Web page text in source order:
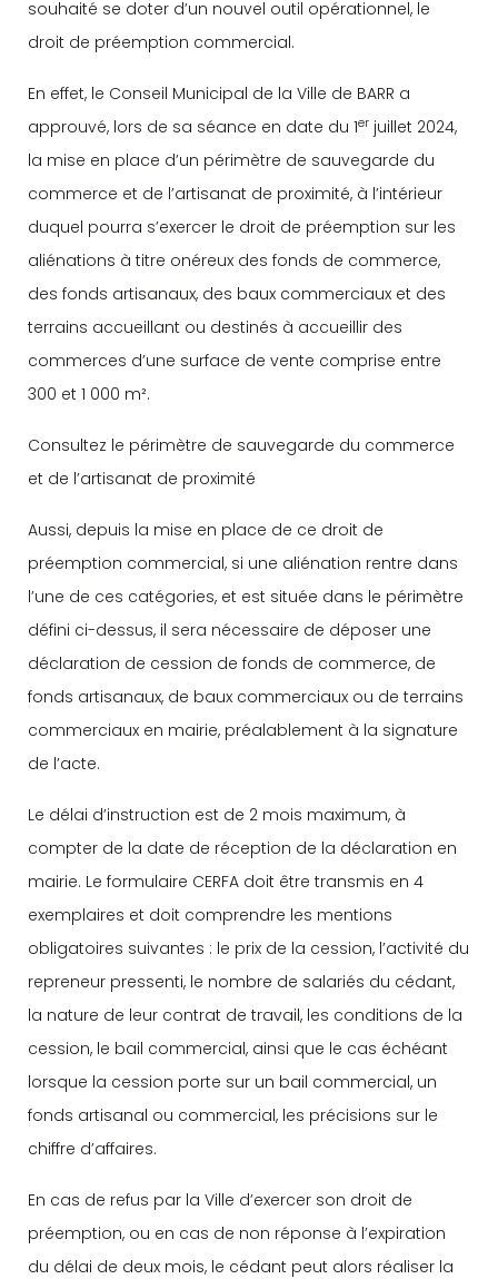
souhaité se doter d’un nouvel outil opérationnel, le
droit de préemption commercial.
En effet, le Conseil Municipal de la Ville de BARR a
approuvé, lors de sa séance en date du 1er juillet 2024,
la mise en place d’un périmètre de sauvegarde du
commerce et de l’artisanat de proximité, à l’intérieur
duquel pourra s’exercer le droit de préemption sur les
aliénations à titre onéreux des fonds de commerce,
des fonds artisanaux, des baux commerciaux et des
terrains accueillant ou destinés à accueillir des
commerces d’une surface de vente comprise entre
300 et 1 000 m².
Consultez le périmètre de sauvegarde du commerce
et de l’artisanat de proximité
Aussi, depuis la mise en place de ce droit de
préemption commercial, si une aliénation rentre dans
l’une de ces catégories, et est située dans le périmètre
défini ci-dessus, il sera nécessaire de déposer une
déclaration de cession de fonds de commerce, de
fonds artisanaux, de baux commerciaux ou de terrains
commerciaux en mairie, préalablement à la signature
de l’acte.
Le délai d’instruction est de 2 mois maximum, à
compter de la date de réception de la déclaration en
mairie. Le formulaire CERFA doit être transmis en 4
exemplaires et doit comprendre les mentions
obligatoires suivantes : le prix de la cession, l’activité du
repreneur pressenti, le nombre de salariés du cédant,
la nature de leur contrat de travail, les conditions de la
cession, le bail commercial, ainsi que le cas échéant
lorsque la cession porte sur un bail commercial, un
fonds artisanal ou commercial, les précisions sur le
chiffre d’affaires.
En cas de refus par la Ville d’exercer son droit de
préemption, ou en cas de non réponse à l’expiration
du délai de deux mois, le cédant peut alors réaliser la